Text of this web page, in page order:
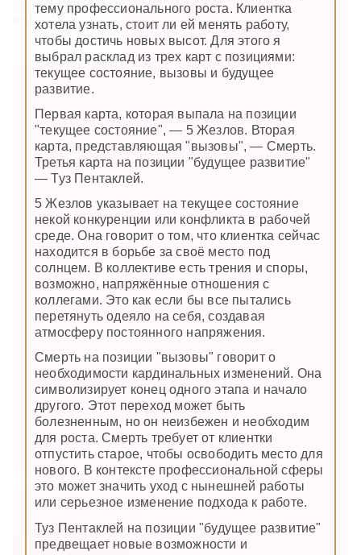
тему профессионального роста. Клиентка
хотела узнать, стоит ли ей менять работу,
чтобы достичь новых высот. Для этого я
выбрал расклад из трех карт с позициями:
текущее состояние, вызовы и будущее
развитие.
Первая карта, которая выпала на позиции
"текущее состояние", — 5 Жезлов. Вторая
карта, представляющая "вызовы", — Смерть.
Третья карта на позиции "будущее развитие"
— Туз Пентаклей.
5 Жезлов указывает на текущее состояние
некой конкуренции или конфликта в рабочей
среде. Она говорит о том, что клиентка сейчас
находится в борьбе за своё место под
солнцем. В коллективе есть трения и споры,
возможно, напряжённые отношения с
коллегами. Это как если бы все пытались
перетянуть одеяло на себя, создавая
атмосферу постоянного напряжения.
Смерть на позиции "вызовы" говорит о
необходимости кардинальных изменений. Она
символизирует конец одного этапа и начало
другого. Этот переход может быть
болезненным, но он неизбежен и необходим
для роста. Смерть требует от клиентки
отпустить старое, чтобы освободить место для
нового. В контексте профессиональной сферы
это может значить уход с нынешней работы
или серьезное изменение подхода к работе.
Туз Пентаклей на позиции "будущее развитие"
предвещает новые возможности и